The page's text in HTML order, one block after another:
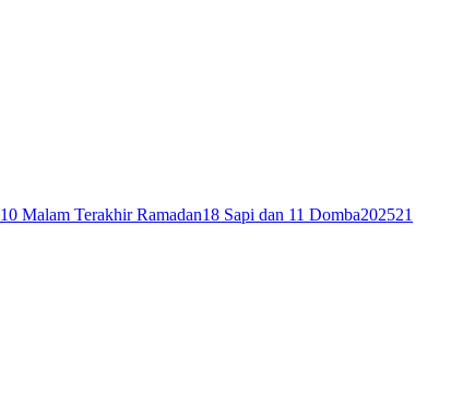
10 Malam Terakhir Ramadan18 Sapi dan 11 Domba202521